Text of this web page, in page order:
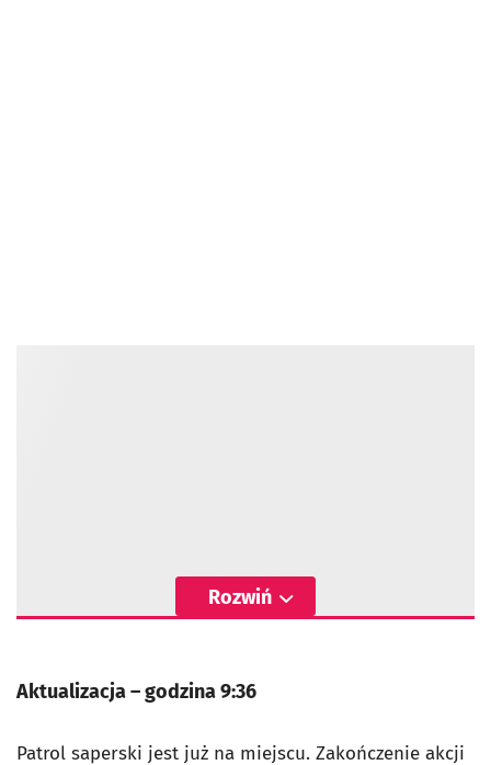
Rozwiń
Aktualizacja – godzina 9:36
Patrol saperski jest już na miejscu. Zakończenie akcji